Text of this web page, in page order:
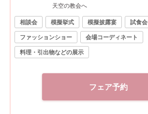
天空の教会へ
相談会
模擬挙式 模擬披露宴
試食会
ファッションショー
会場コーディネート
料理・引出物などの展示
フェア予約